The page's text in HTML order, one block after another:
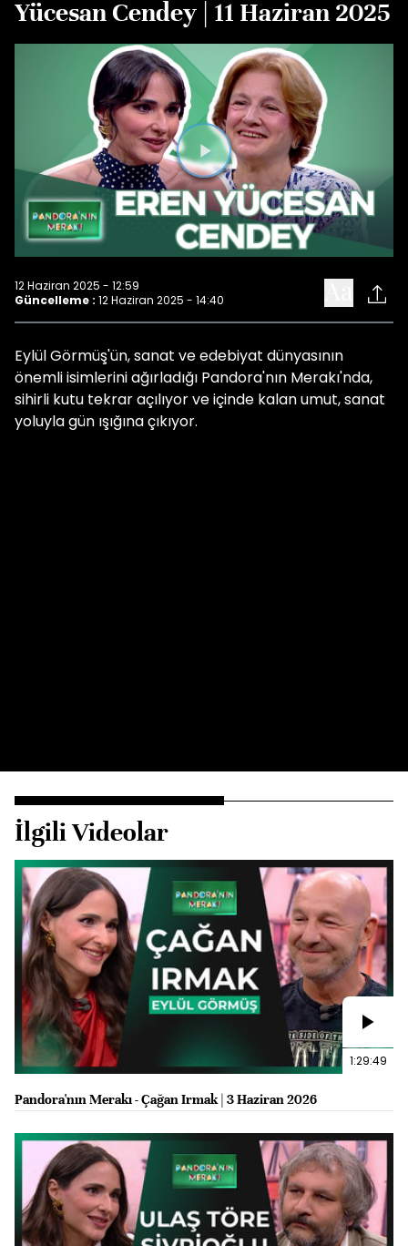
Yücesan Cendey | 11 Haziran 2025
Videoyu
Oynat
12 Haziran 2025 - 12:59
Güncelleme : 12 Haziran 2025 - 14:40
Eylül Görmüş'ün, sanat ve edebiyat dünyasının
önemli isimlerini ağırladığı Pandora'nın Merakı'nda,
sihirli kutu tekrar açılıyor ve içinde kalan umut, sanat
yoluyla gün ışığına çıkıyor.
İlgili Videolar
1:29:49
Pandora'nın Merakı - Çağan Irmak | 3 Haziran 2026